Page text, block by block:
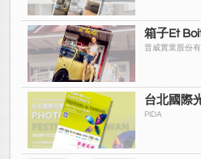
箱子Et
普威實業股份有
台北國際
PIDA